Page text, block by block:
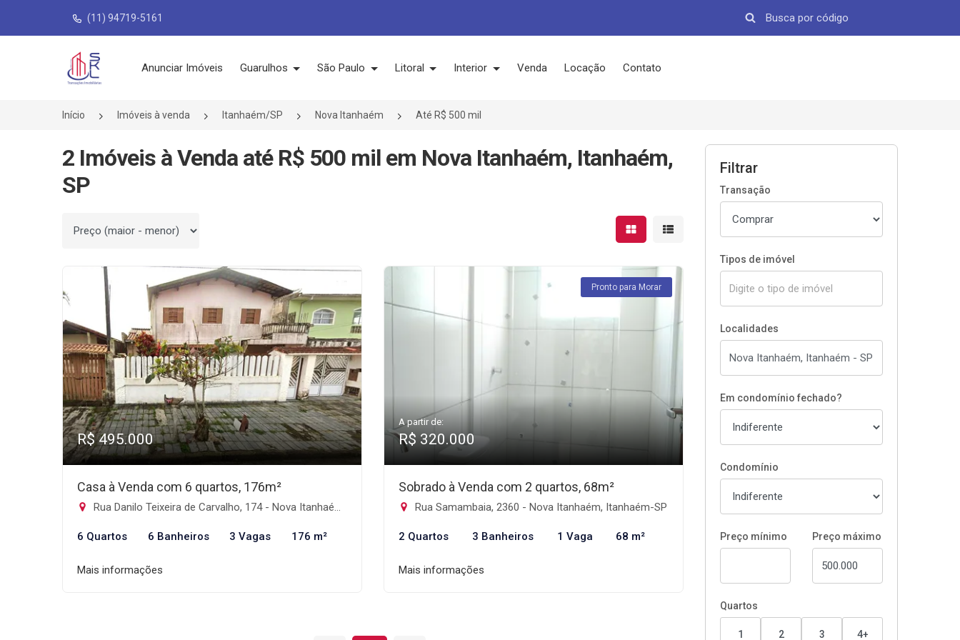
(11) 94719-5161
Página inicial
Anunciar Imóveis Guarulhos São Paulo Litoral Interior Venda Locação Contato
Início Imóveis à venda Itanhaém/SP Nova Itanhaém Até R$ 500 mil
2 Imóveis à Venda até R$ 500 mil em Nova Itanhaém, Itanhaém,
SP
Ordenar por Mostrar resultados em grade
Mostrar resultados em lista
R$ 495.000
Casa à Venda com 6 quartos, 176m²
Rua Danilo Teixeira de Carvalho, 174 - Nova Itanhaém, Itanhaém-SP
6 Quartos 6 Banheiros 3 Vagas 176 m²
Mais informações
Pronto para Morar
A partir de:
R$ 320.000
Sobrado à Venda com 2 quartos, 68m²
Rua Samambaia, 2360 - Nova Itanhaém, Itanhaém-SP
2 Quartos 3 Banheiros 1 Vaga 68 m²
Mais informações
Filtrar
Transação
Tipos de imóvel
Localidades
Em condomínio fechado?
Condomínio
Preço mínimo Preço máximo
Quartos
1 2 3 4+